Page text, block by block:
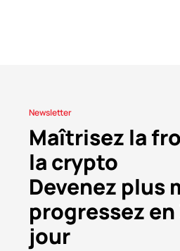
Newsletter
Maîtrisez la
la crypto
Devenez plus
progressez
jour